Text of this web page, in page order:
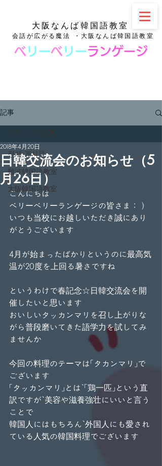
ベ リーベ リーランゲージ
大阪なんば韓国語教室
会話が広がる魔法 ・大阪なんば韓国語教室
記事
전체 게시물
難波韓国語教室
大阪韓国語教室
日韓交流会のお知らせ（5
月26日）
2018年4月20日
こんにちは
ベリーベリーランゲージの皆さま：）
いつも当校にお越しいただき誠にあり
がとうございます
4月が始まったばかりというのに最高気
温が20度を上回る暑さですね
というわけで春記念☆日韓交流会を開
催したいと思います
おいしいタッカンマリを召し上がりな
がら普段磨いてきた語学力を試してみ
ませんか
今回の料理のテーマは「タカンマリ」で
ございます
「タッカンマリ」とは、「鶏一匹」という直
訳ですが、美容や滋養強壮にいいと言う
ことで
韓国人にはもちろん、外国人にも愛され
ている人気の韓国料理でございます